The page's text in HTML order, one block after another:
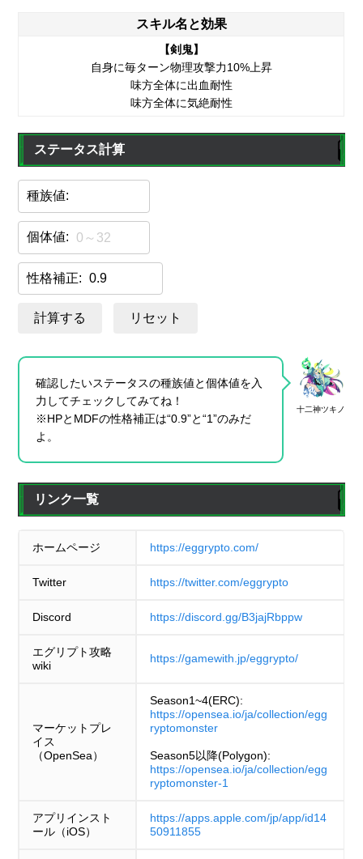
スキル名と効果
【剣鬼】
自身に毎ターン物理攻撃力10%上昇
味方全体に出血耐性
味方全体に気絶耐性
ステータス計算
種族値:
個体値:
性格補正:
計算する リセット
十二神ツキノ
確認したいステータスの種族値と個体値を入
力してチェックしてみてね！
※HPとMDFの性格補正は“0.9”と“1”のみだ
よ。
リンク一覧
ホームページ https://eggrypto.com/
Twitter https://twitter.com/eggrypto
Discord https://discord.gg/B3jajRbppw
エグリプト攻略
wiki
https://gamewith.jp/eggrypto/
マーケットプレ
イス
（OpenSea）
Season1~4(ERC):
https://opensea.io/ja/collection/egg
ryptomonster
Season5以降(Polygon):
https://opensea.io/ja/collection/egg
ryptomonster-1
アプリインスト
ール（iOS）
https://apps.apple.com/jp/app/id14
50911855